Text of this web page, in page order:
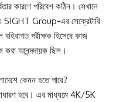
কারণে পরিবেশ কঠিন। সেখানে
SIGHT Group-এর সেক্রেটারি
বহিরাগত পরীক্ষক হিসেবে কাজ
করা আনন্দদায়ক ছিল।
কেমন হতে পারে?
হবে। এর মাধ্যমে 4K/5K